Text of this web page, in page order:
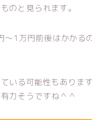
のと見られます。
1万円前後はかかる
いる可能性もありま
力そうですね＾＾